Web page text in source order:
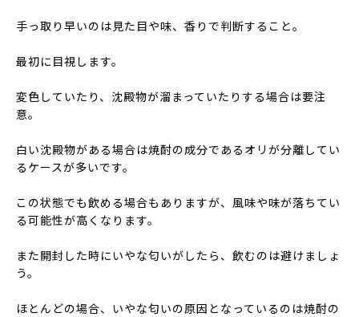
手っ取り早いのは見た目や味、香りで判断すること。
最初に目視します。
変色していたり、沈殿物が溜まっていたりする場合は要注
意。
白い沈殿物がある場合は焼酎の成分であるオリが分離してい
るケースが多いです。
この状態でも飲める場合もありますが、風味や味が落ちてい
る可能性が高くなります。
また開封した時にいやな匂いがしたら、飲むのは避けましょ
う。
ほとんどの場合、いやな匂いの原因となっているのは焼酎の